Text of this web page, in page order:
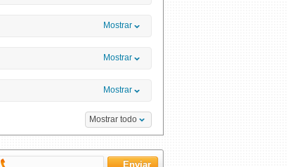
Mostrar
Mostrar
Mostrar
Mostrar todo